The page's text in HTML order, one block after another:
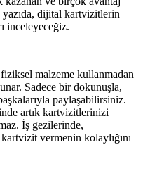
yazıda, dijital kartvizitlerin
inceleyeceğiz.
malzeme kullanmadan
Sadece bir dokunuşla,
paylaşabilirsiniz.
artık kartvizitlerinizi
İş gezilerinde,
vermenin kolaylığını